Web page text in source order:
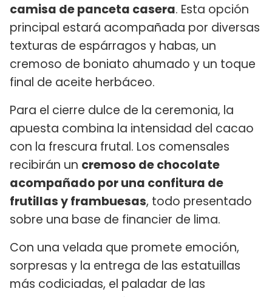
camisa de panceta casera. Esta opción
principal estará acompañada por diversas
texturas de espárragos y habas, un
cremoso de boniato ahumado y un toque
final de aceite herbáceo.
Para el cierre dulce de la ceremonia, la
apuesta combina la intensidad del cacao
con la frescura frutal. Los comensales
recibirán un cremoso de chocolate
acompañado por una confitura de
frutillas y frambuesas, todo presentado
sobre una base de financier de lima.
Con una velada que promete emoción,
sorpresas y la entrega de las estatuillas
más codiciadas, el paladar de las